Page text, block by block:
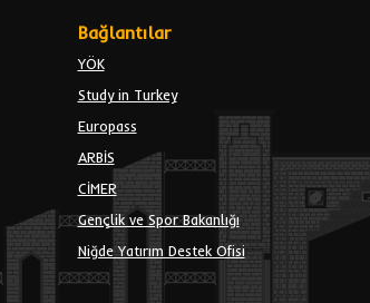
Bağlantılar
YÖK
Study in Turkey
Europass
ARBİS
CİMER
Gençlik ve Spor Bakanlığı
Niğde Yatırım Destek Ofisi